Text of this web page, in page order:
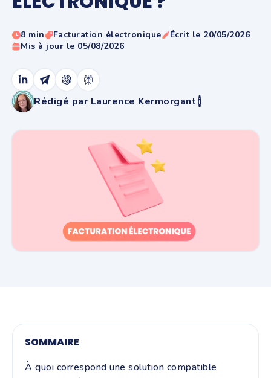
8 min Facturation électronique
Écrit le 20/05/2026
Mis à jour le 05/08/2026
Rédigé par Laurence Kermorgant i
SOMMAIRE
À quoi correspond une solution compatible